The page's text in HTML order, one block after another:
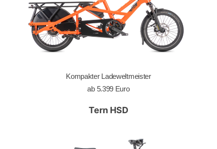
Kompakter Ladeweltmeister
ab 5.399 Euro
Tern HSD